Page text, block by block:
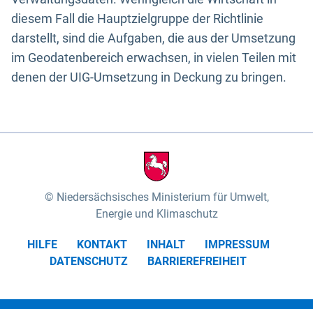
diesem Fall die Hauptzielgruppe der Richtlinie
darstellt, sind die Aufgaben, die aus der Umsetzung
im Geodatenbereich erwachsen, in vielen Teilen mit
denen der UIG-Umsetzung in Deckung zu bringen.
Niedersächsisches Ministerium für Umwelt,
Energie und Klimaschutz
HILFE KONTAKT INHALT
IMPRESSUM
DATENSCHUTZ
BARRIEREFREIHEIT